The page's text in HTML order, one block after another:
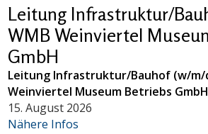
Leitung Infrastruktur/
WMB Weinviertel
GmbH
Leitung Infrastruktur/Bauhof (w/m/
Weinviertel Museum Betriebs GmbH
15. August 2026
Nähere Infos